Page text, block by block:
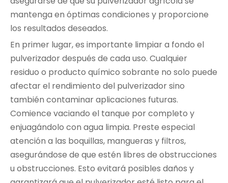
mantenga en óptimas condiciones y proporcione
los resultados deseados.
En primer lugar, es importante limpiar a fondo el
pulverizador después de cada uso. Cualquier
residuo o producto químico sobrante no solo puede
afectar el rendimiento del pulverizador sino
también contaminar aplicaciones futuras.
Comience vaciando el tanque por completo y
enjuagándolo con agua limpia. Preste especial
atención a las boquillas, mangueras y filtros,
asegurándose de que estén libres de obstrucciones
u obstrucciones. Esto evitará posibles daños y